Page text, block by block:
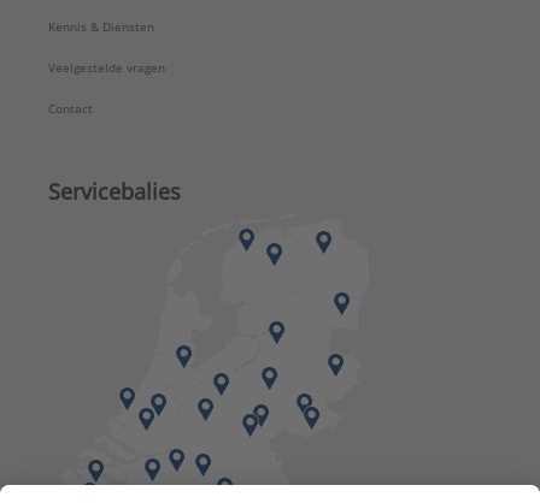
Kennis & Diensten
Veelgestelde vragen
Contact
Servicebalies